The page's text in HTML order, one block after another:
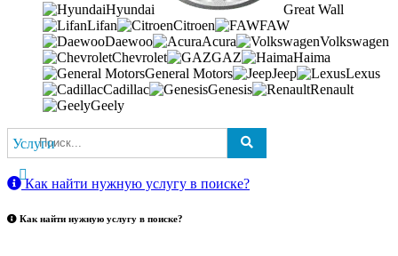
Hyundai
Great Wall
Lifan
Citroen
FAW
Daewoo
Acura
Volkswagen
Chevrolet
GAZ
Haima
General Motors
Jeep
Lexus
Cadillac
Genesis
Renault
Geely
Услуги
Как найти нужную услугу в поиске?
Как найти нужную услугу в поиске?